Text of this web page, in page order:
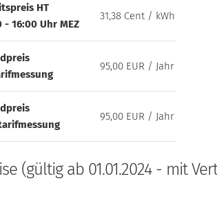
HT
- 16:00 Uhr MEZ
31,38 Cent / kWh
95,00 EUR / Jahr
95,00 EUR / Jahr
(gültig ab 01.01.2024 - mit